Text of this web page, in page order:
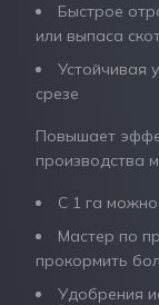
Быстрое
или выпаса
Устойчивая
срезе
Повышает
производства
С 1 га
Мастер по
прокормить
Удобрения